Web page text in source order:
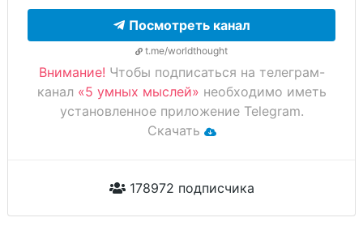
Посмотреть канал
t.me/worldthought
Внимание! Чтобы подписаться на телеграм-
канал «5 умных мыслей» необходимо иметь
установленное приложение Telegram.
Скачать
178972 подписчика